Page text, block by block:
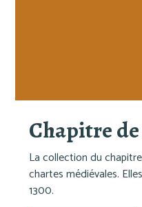
Chapitre
La collection du
chartes médiévales.
1300.